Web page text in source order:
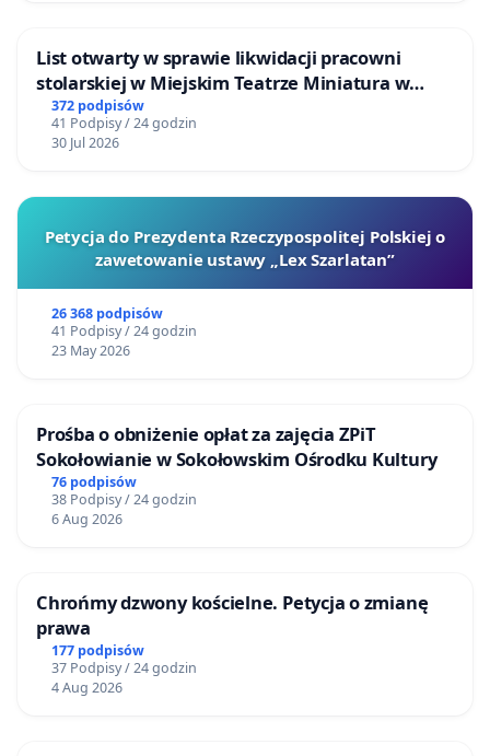
List otwarty w sprawie likwidacji pracowni
stolarskiej w Miejskim Teatrze Miniatura w
Gdańsku
372 podpisów
41 Podpisy / 24 godzin
30 Jul 2026
Petycja do Prezydenta Rzeczypospolitej Polskiej o
zawetowanie ustawy „Lex Szarlatan”
26 368 podpisów
41 Podpisy / 24 godzin
23 May 2026
Prośba o obniżenie opłat za zajęcia ZPiT
Sokołowianie w Sokołowskim Ośrodku Kultury
76 podpisów
38 Podpisy / 24 godzin
6 Aug 2026
Chrońmy dzwony kościelne. Petycja o zmianę
prawa
177 podpisów
37 Podpisy / 24 godzin
4 Aug 2026